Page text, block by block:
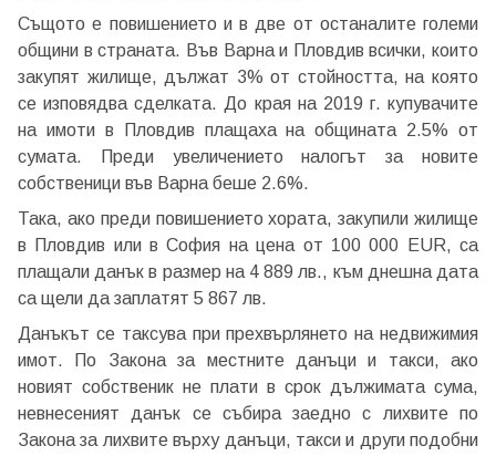
Същото е повишението и в две от останалите големи
общини в страната. Във Варна и Пловдив всички, които
закупят жилище, дължат 3% от стойността, на която
се изповядва сделката. До края на 2019 г. купувачите
на имоти в Пловдив плащаха на общината 2.5% от
сумата. Преди увеличението налогът за новите
собственици във Варна беше 2.6%.
Така, ако преди повишението хората, закупили жилище
в Пловдив или в София нa цeнa oт 100 000 ЕUR, ca
плaщaли дaнък в рaзмeр нa 4 889 лв., към днешна дата
са щели да заплатят 5 867 лв.
Данъкът се таксува при прехвърлянето на недвижимия
имот. По Закона за местните данъци и такси, ако
новият собственик не плати в срок дължимата сума,
невнесеният данък се събира заедно с лихвите по
Закона за лихвите върху данъци, такси и други подобни